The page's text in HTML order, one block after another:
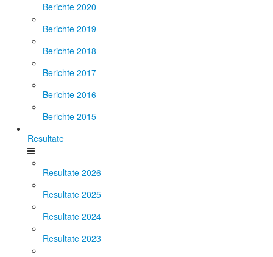
Berichte 2020
Berichte 2019
Berichte 2018
Berichte 2017
Berichte 2016
Berichte 2015
Resultate
Resultate 2026
Resultate 2025
Resultate 2024
Resultate 2023